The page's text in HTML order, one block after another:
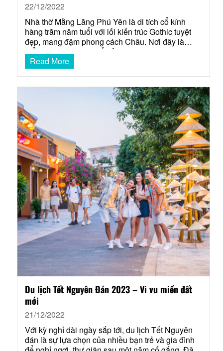
22/12/2022
Nhà thờ Mằng Lăng Phú Yên là di tích cổ kính
hàng trăm năm tuổi với lối kiến trúc Gothic tuyệt
đẹp, mang đậm phong cách Châu. Nơi đây là
điểm du lịch không thể bỏ qua trong hành trình du
lịch Phú Yên. Cùng Saco Travel tìm hiểu những
điểm độc đáo của điểm…
Read More
Du lịch Tết Nguyên Đán 2023 – Vi vu miền đất
mới
21/12/2022
Với kỳ nghỉ dài ngày sắp tới, du lịch Tết Nguyên
đán là sự lựa chọn của nhiều bạn trẻ và gia đình